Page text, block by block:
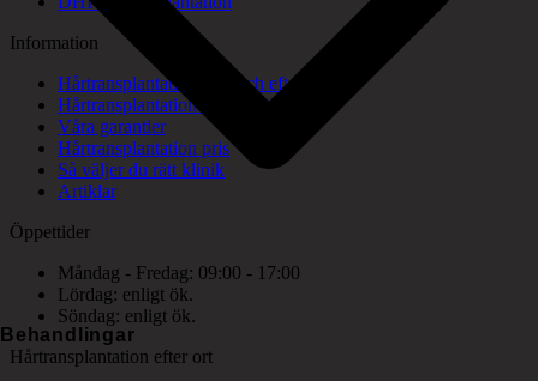
Behandlingar
Information
Hårtransplantation före och efter bilder
Hårtransplantation konsultation
Våra garantier
Hårtransplantation pris
Så väljer du rätt klinik
Artiklar
Öppettider
Måndag - Fredag: 09:00 - 17:00
Lördag: enligt ök.
Söndag: enligt ök.
Hårtransplantation efter ort